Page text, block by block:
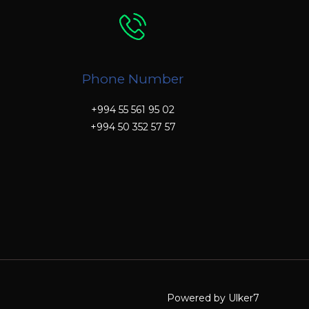
Phone Number
+994 55 561 95 02
+994 50 352 57 57
Powered by Ulker7